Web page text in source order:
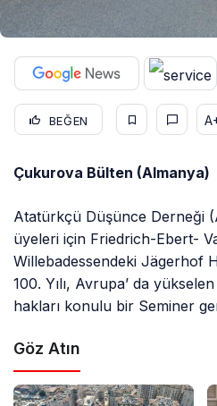
BEĞEN
Çukurova Bülten (Almanya)
Atatürkçü Düşünce Derneği
üyeleri için Friedrich-Ebert-
Willebadessendeki Jägerhof
100. Yılı, Avrupa’ da
hakları konulu bir Seminer
Göz Atın